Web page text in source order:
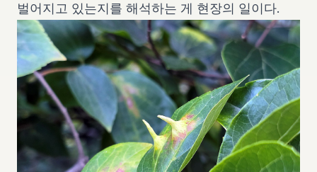
벌어지고 있는지를 해석하는 게 현장의 일이다.